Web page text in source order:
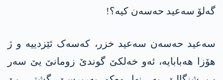
گەلۆ سەعید حەسەن کیە؟!
سەعید حەسەن سەعید خزر، کەسەک ئێزدییە و ژ
هۆزا هەبابایە، ئەو خەلکێ گوندێ زومانێ یێ سەر